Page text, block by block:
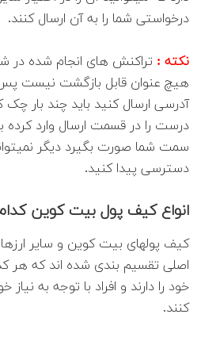
درخواستی شما را به آن ارسال کنند.
نکته : تراکنش های انجام شده در
هیچ عنوان قابل بازگشت نیست پس
آدرسی ارسال کنید باید چند بار
درست را در قسمت ارسال وارد کرده
سمت شما صورت بگیرد دیگر
دسترسی پیدا کنید.
انواع کیف پول بیت کوین
اصلی تقسیم بندی شده اند که هر
خود را دارند و افراد با توجه به نیاز
کنند.